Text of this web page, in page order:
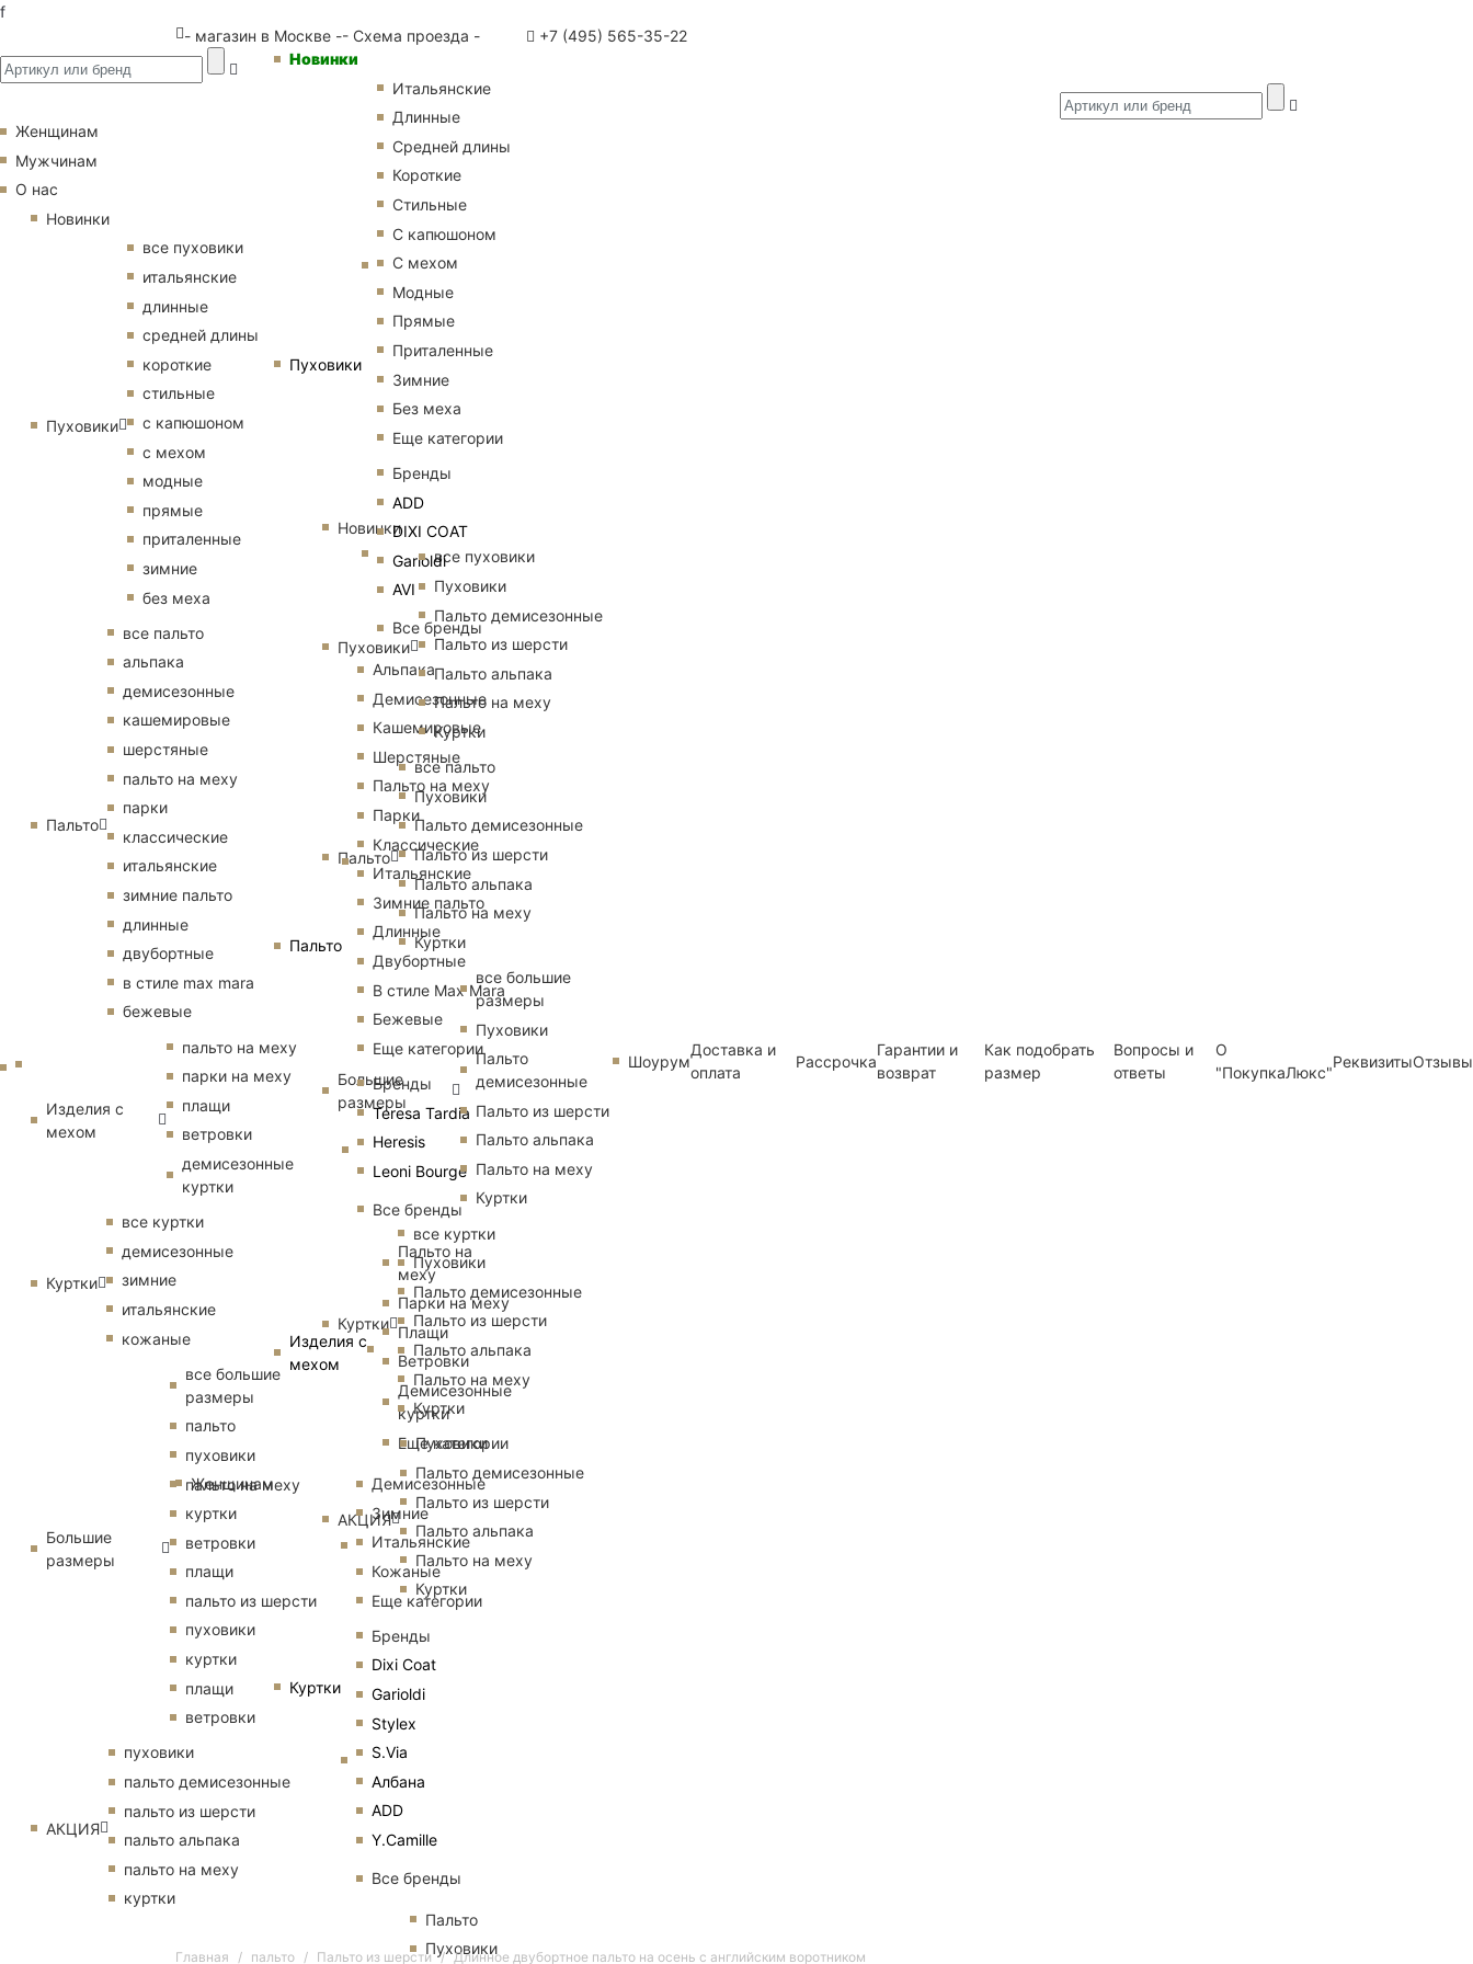
f
- магазин в Москве -- Схема проезда - +7 (495) 565-35-22
Женщинам
Новинки
Пуховики
Итальянские
Длинные
Средней длины
Короткие
Стильные
С капюшоном
С мехом
Модные
Прямые
Приталенные
Зимние
Без меха
Еще категории
Бренды
ADD
DIXI COAT
Garioldi
AVI
Все бренды
Пальто
Альпака
Демисезонные
Кашемировые
Шерстяные
Пальто на меху
Парки
Классические
Итальянские
Зимние пальто
Длинные
Двубортные
В стиле Max Mara
Бежевые
Еще категории
Бренды
Teresa Tardia
Heresis
Leoni Bourge
Все бренды
Изделия с
мехом
Пальто на
меху
Парки на меху
Плащи
Ветровки
Демисезонные
куртки
Еще категории
Куртки
Демисезонные
Зимние
Итальянские
Кожаные
Еще категории
Бренды
Dixi Coat
Garioldi
Stylex
S.Via
Албана
ADD
Y.Camille
Все бренды
Пальто
Пуховики
Женщинам
Мужчинам
О нас
Новинки
Пуховики
все пуховики
итальянские
длинные
средней длины
короткие
стильные
с капюшоном
с мехом
модные
прямые
приталенные
зимние
без меха
Пальто
все пальто
альпака
демисезонные
кашемировые
шерстяные
пальто на меху
парки
классические
итальянские
зимние пальто
длинные
двубортные
в стиле max mara
бежевые
Изделия с
мехом
пальто на меху
парки на меху
плащи
ветровки
демисезонные
куртки
Куртки
все куртки
демисезонные
зимние
итальянские
кожаные
Большие
размеры
все большие
размеры
пальто
пуховики
пальто на меху
куртки
ветровки
плащи
пальто из шерсти
пуховики
куртки
плащи
ветровки
АКЦИЯ
пуховики
пальто демисезонные
пальто из шерсти
пальто альпака
пальто на меху
куртки
Новинки
Пуховики
все пуховики
Пуховики
Пальто демисезонные
Пальто из шерсти
Пальто альпака
Пальто на меху
Куртки
Пальто
все пальто
Пуховики
Пальто демисезонные
Пальто из шерсти
Пальто альпака
Пальто на меху
Куртки
Большие
размеры
все большие
размеры
Пуховики
Пальто
демисезонные
Пальто из шерсти
Пальто альпака
Пальто на меху
Куртки
Куртки
все куртки
Пуховики
Пальто демисезонные
Пальто из шерсти
Пальто альпака
Пальто на меху
Куртки
АКЦИЯ
Пуховики
Пальто демисезонные
Пальто из шерсти
Пальто альпака
Пальто на меху
Куртки
Шоурум
Доставка и
оплата
Рассрочка
Гарантии и
возврат
Как подобрать
размер
Вопросы и
ответы
О
"ПокупкаЛюкс"
РеквизитыОтзывы
Главная пальто Пальто из шерсти Длинное двубортное пальто на осень с английским воротником